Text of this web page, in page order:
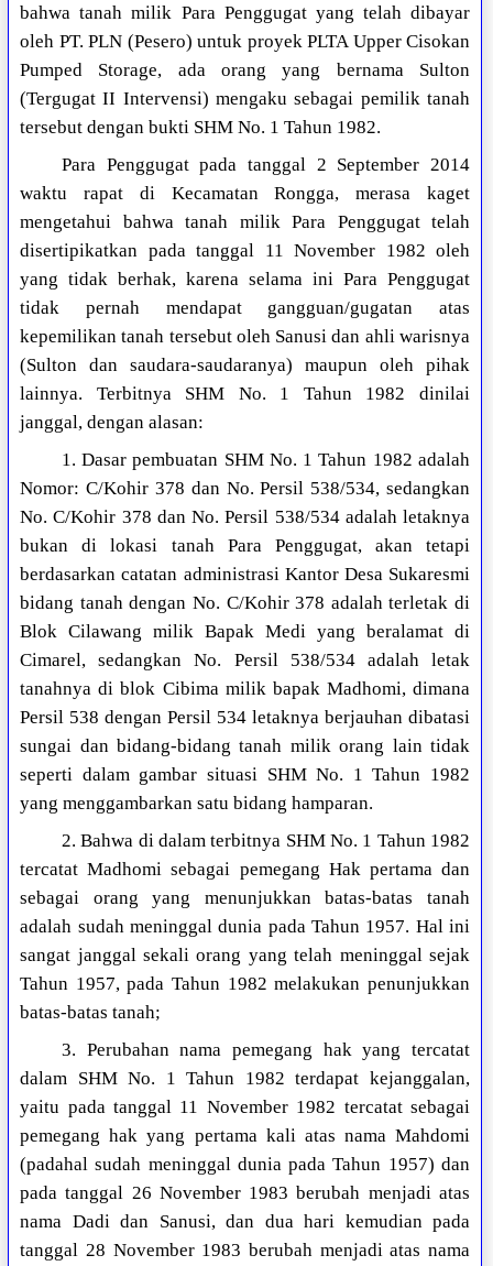
bahwa tanah milik Para Penggugat yang telah dibayar
oleh PT. PLN (Pesero) untuk proyek PLTA Upper Cisokan
Pumped Storage, ada orang yang bernama Sulton
(Tergugat II Intervensi) mengaku sebagai pemilik tanah
tersebut dengan bukti SHM No. 1 Tahun 1982.
Para Penggugat pada tanggal 2 September 2014
waktu rapat di Kecamatan Rongga, merasa kaget
mengetahui bahwa tanah milik Para Penggugat telah
disertipikatkan pada tanggal 11 November 1982 oleh
yang tidak berhak, karena selama ini Para Penggugat
tidak pernah mendapat gangguan/gugatan atas
kepemilikan tanah tersebut oleh Sanusi dan ahli warisnya
(Sulton dan saudara-saudaranya) maupun oleh pihak
lainnya. Terbitnya SHM No. 1 Tahun 1982 dinilai
janggal, dengan alasan:
1. Dasar pembuatan SHM No. 1 Tahun 1982 adalah
Nomor: C/Kohir 378 dan No. Persil 538/534, sedangkan
No. C/Kohir 378 dan No. Persil 538/534 adalah letaknya
bukan di lokasi tanah Para Penggugat, akan tetapi
berdasarkan catatan administrasi Kantor Desa Sukaresmi
bidang tanah dengan No. C/Kohir 378 adalah terletak di
Blok Cilawang milik Bapak Medi yang beralamat di
Cimarel, sedangkan No. Persil 538/534 adalah letak
tanahnya di blok Cibima milik bapak Madhomi, dimana
Persil 538 dengan Persil 534 letaknya berjauhan dibatasi
sungai dan bidang-bidang tanah milik orang lain tidak
seperti dalam gambar situasi SHM No. 1 Tahun 1982
yang menggambarkan satu bidang hamparan.
2. Bahwa di dalam terbitnya SHM No. 1 Tahun 1982
tercatat Madhomi sebagai pemegang Hak pertama dan
sebagai orang yang menunjukkan batas-batas tanah
adalah sudah meninggal dunia pada Tahun 1957. Hal ini
sangat janggal sekali orang yang telah meninggal sejak
Tahun 1957, pada Tahun 1982 melakukan penunjukkan
batas-batas tanah;
3. Perubahan nama pemegang hak yang tercatat
dalam SHM No. 1 Tahun 1982 terdapat kejanggalan,
yaitu pada tanggal 11 November 1982 tercatat sebagai
pemegang hak yang pertama kali atas nama Mahdomi
(padahal sudah meninggal dunia pada Tahun 1957) dan
pada tanggal 26 November 1983 berubah menjadi atas
nama Dadi dan Sanusi, dan dua hari kemudian pada
tanggal 28 November 1983 berubah menjadi atas nama